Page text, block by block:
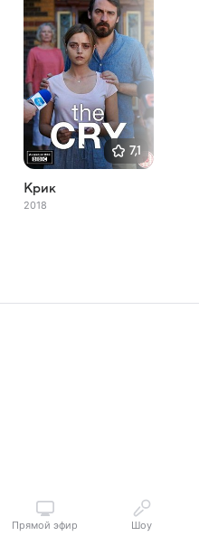
7,1
Крик
2018
Прямой эфир Шоу